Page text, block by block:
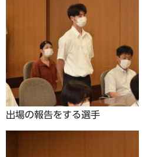
出場の報告をする選手